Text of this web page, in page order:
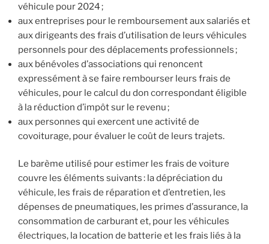
véhicule pour 2024 ;
aux entreprises pour le remboursement aux salariés et
aux dirigeants des frais d’utilisation de leurs véhicules
personnels pour des déplacements professionnels ;
aux bénévoles d’associations qui renoncent
expressément à se faire rembourser leurs frais de
véhicules, pour le calcul du don correspondant éligible
à la réduction d’impôt sur le revenu ;
aux personnes qui exercent une activité de
covoiturage, pour évaluer le coût de leurs trajets.
Le barème utilisé pour estimer les frais de voiture
couvre les éléments suivants : la dépréciation du
véhicule, les frais de réparation et d’entretien, les
dépenses de pneumatiques, les primes d’assurance, la
consommation de carburant et, pour les véhicules
électriques, la location de batterie et les frais liés à la